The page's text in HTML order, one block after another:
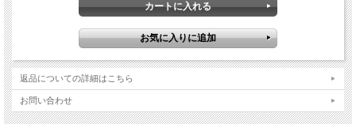
返品についての詳細はこちら
お問い合わせ